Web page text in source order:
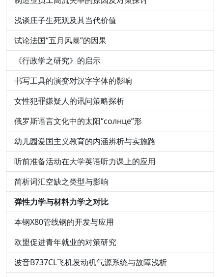
浅谈庄子生死观及其当代价值
试论法国“五月风暴”的因果
《行政学之研究》的启示
书写工具的演变对汉字字体的影响
女性犯罪嫌疑人的讯问策略探析
俄罗斯语言文化中的太阳“солнце”形
幼儿园爱国主义教育的内涵辨析与实施路
听前准备活动在大学英语听力课上的应用
简析词汇空缺之类型与影响
弹性力学与材料力学之对比
本钢X80管线钢的开发与应用
欧盟促进青年就业的对策研究
波音B737CL飞机发动机气源系统与故障浅析